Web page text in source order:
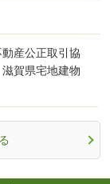
動産公正取引協
賀県宅地建物